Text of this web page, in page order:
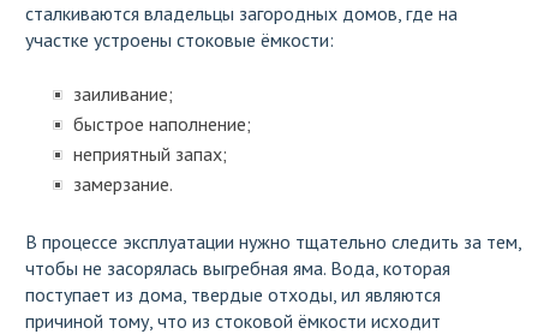
сталкиваются владельцы загородных домов, где на
участке устроены стоковые ёмкости:
заиливание;
быстрое наполнение;
неприятный запах;
замерзание.
В процессе эксплуатации нужно тщательно следить за тем,
чтобы не засорялась выгребная яма. Вода, которая
поступает из дома, твердые отходы, ил являются
причиной тому, что из стоковой ёмкости исходит